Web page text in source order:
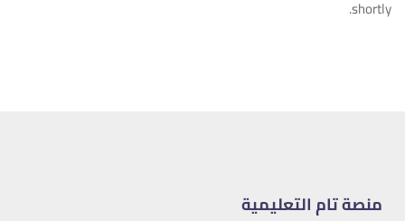
shortly.
منصة تام التعليمية